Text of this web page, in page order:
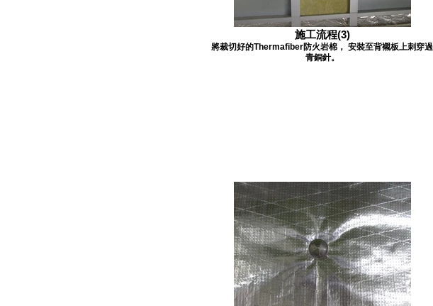
施工流程(3)
將裁切好的Thermafiber防火岩棉， 安裝至背襯板上刺穿過
青銅針。